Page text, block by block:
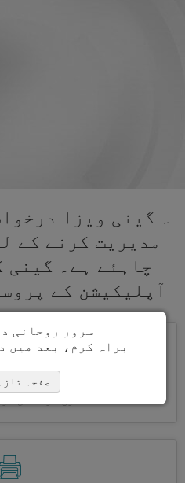
۔ گینی ویزا
مدیریت کرنے کے
چاہئے ہے۔ گینی
آپلیکیشن کے
ایک ساتھ کئی ویزے درخواست کریں
سرور روحانی
براہ کرم، بعد میں
صفحہ